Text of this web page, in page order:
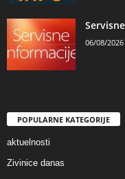
06/08/2026
POPULARNE KATEGORIJE
aktuelnosti
Zivinice danas